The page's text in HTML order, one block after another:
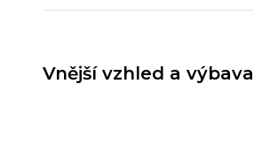
Vnější vzhled a výbava